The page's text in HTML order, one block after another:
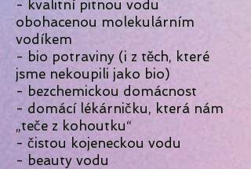
- kvalitní pitnou vodu
obohacenou molekulárním
vodíkem
- bio potraviny (i z těch, které
jsme nekoupili jako bio)
- bezchemickou domácnost
- domácí lékárničku, která nám
„teče z kohoutku“
- čistou kojeneckou vodu
- beauty vodu